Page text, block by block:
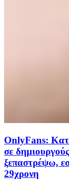
OnlyFans:
σε
ξεπαστρέψω,
29χρονη